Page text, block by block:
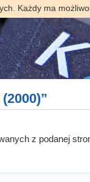
Każdy ma
z podanej